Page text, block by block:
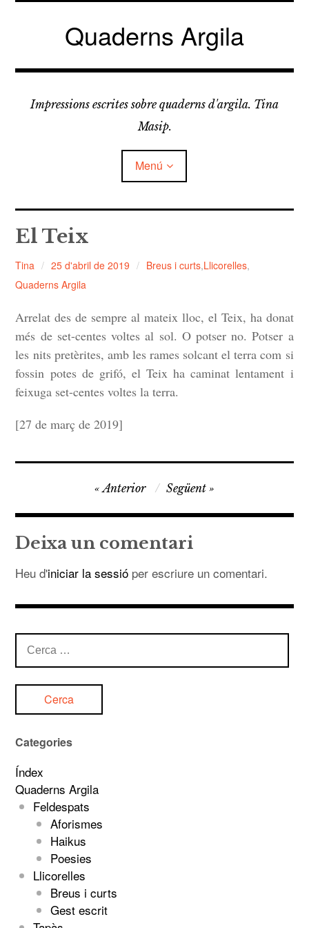
Vés
Quaderns Argila
Impressions escrites sobre quaderns d'argila. Tina
Masip.
Menú
FELDESPATS
LLICORELLES
TAPÀS
ÍNDEX
ÚLTIM
El Teix
Tina 25 d'abril de 2019 Breus i curts,Llicorelles,
Quaderns Argila
Arrelat des de sempre al mateix lloc, el Teix, ha donat
més de set-centes voltes al sol. O potser no. Potser a
les nits pretèrites, amb les rames solcant el terra com si
fossin potes de grifó, el Teix ha caminat lentament i
feixuga set-centes voltes la terra.
[27 de març de 2019]
Navegació
d'entrades
Anterior Següent
Deixa un comentari
Heu d'iniciar la sessió per escriure un comentari.
Categories
Índex
Quaderns Argila
Feldespats
Aforismes
Haikus
Poesies
Llicorelles
Breus i curts
Gest escrit